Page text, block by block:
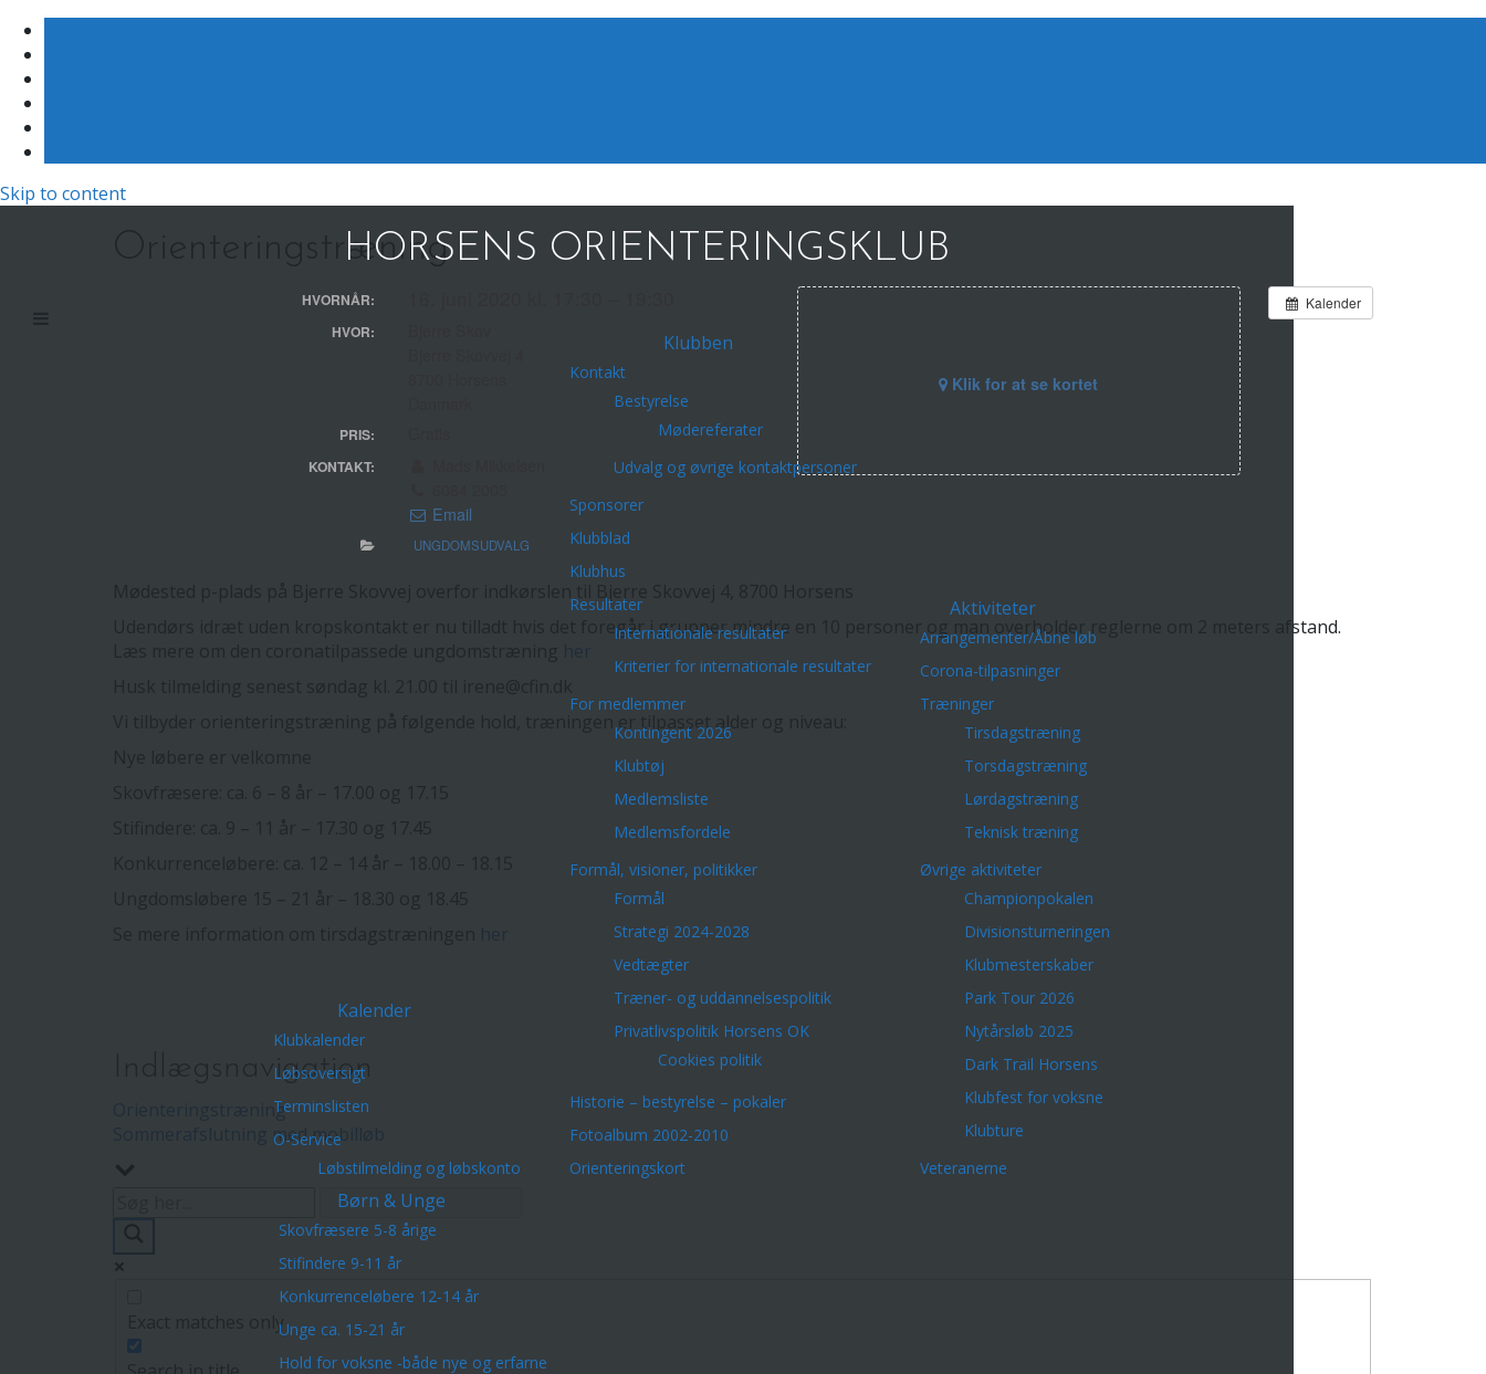
Skip to content
HORSENS ORIENTERINGSKLUB
Kalender
Klubkalender
Løbsoversigt
Terminslisten
O-Service
Løbstilmelding og løbskonto
Klubben
Kontakt
Bestyrelse
Mødereferater
Udvalg og øvrige kontaktpersoner
Sponsorer
Klubblad
Klubhus
Resultater
Internationale resultater
Kriterier for internationale resultater
For medlemmer
Kontingent 2026
Klubtøj
Medlemsliste
Medlemsfordele
Formål, visioner, politikker
Formål
Strategi 2024-2028
Vedtægter
Træner- og uddannelsespolitik
Privatlivspolitik Horsens OK
Cookies politik
Historie – bestyrelse – pokaler
Fotoalbum 2002-2010
Orienteringskort
Aktiviteter
Arrangementer/Åbne løb
Corona-tilpasninger
Træninger
Tirsdagstræning
Torsdagstræning
Lørdagstræning
Teknisk træning
Øvrige aktiviteter
Championpokalen
Divisionsturneringen
Klubmesterskaber
Park Tour 2026
Nytårsløb 2025
Dark Trail Horsens
Klubfest for voksne
Klubture
Veteranerne
Børn & Unge
Skovfræsere 5-8 årige
Stifindere 9-11 år
Konkurrenceløbere 12-14 år
Unge ca. 15-21 år
Hold for voksne -både nye og erfarne
Orienteringstræning
Kalender
Klik for at se kortet
HVORNÅR:
HVOR:
PRIS:
KONTAKT:
Email
UNGDOMSUDVALG
Udendørs idræt uden kropskontakt er nu tilladt hvis det foregår i grupper mindre en 10 personer og man overholder reglerne om 2 meters afstand.
Vi tilbyder orienteringstræning på følgende hold, træningen er tilpasset alder og niveau:
Indlægsnavigation
Orienteringstræning
Sommerafslutning med mobilløb
Exact matches only